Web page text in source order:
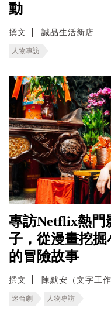
動
撰文 誠品生活新店
人物專訪
專訪Netflix熱門
子，從漫畫挖
的冒險故事
撰文 陳默安（文字工作
迷台劇 人物專訪